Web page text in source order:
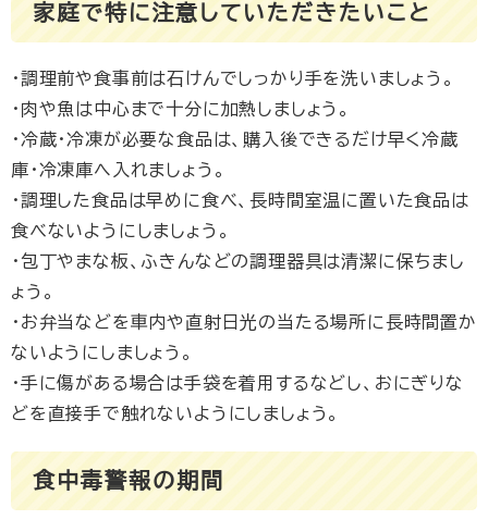
家庭で特に注意していただきたいこと
・調理前や食事前は石けんでしっかり手を洗いましょう。
・肉や魚は中心まで十分に加熱しましょう。
・冷蔵・冷凍が必要な食品は、購入後できるだけ早く冷蔵
庫・冷凍庫へ入れましょう。
・調理した食品は早めに食べ、長時間室温に置いた食品は
食べないようにしましょう。
・包丁やまな板、ふきんなどの調理器具は清潔に保ちまし
ょう。
・お弁当などを車内や直射日光の当たる場所に長時間置か
ないようにしましょう。
・手に傷がある場合は手袋を着用するなどし、おにぎりな
どを直接手で触れないようにしましょう。
食中毒警報の期間